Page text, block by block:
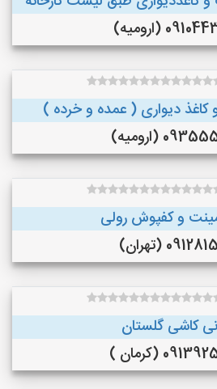
(ارومیه)
دیواری ( عمده و خرده )
(ارومیه)
و کفپوش رولی
(تهران)
کاشی گلستان
(کرمان )